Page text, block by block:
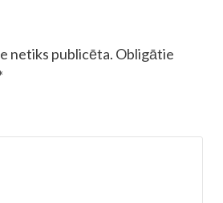
netiks publicēta. Obligātie